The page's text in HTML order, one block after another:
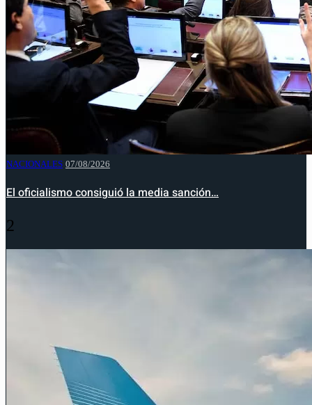
NACIONALES 07/08/2026
El oficialismo consiguió la media sanción…
2